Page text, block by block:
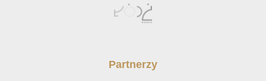
Partnerzy